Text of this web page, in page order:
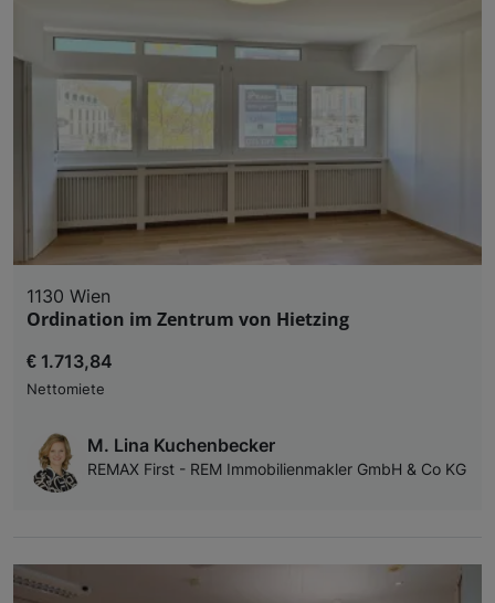
1130 Wien
Ordination im Zentrum von Hietzing
€ 1.713,84
Nettomiete
M. Lina Kuchenbecker
REMAX First - REM Immobilienmakler GmbH & Co KG